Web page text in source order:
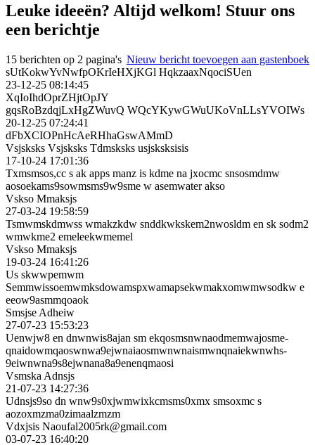
Leuke ideeën? Altijd welkom! Stuur ons
een berichtje
15 berichten op 2 pagina's Nieuw bericht toevoegen aan gastenboek
sUtKokwYvNwfpOKrIeHXjKGl HqkzaaxNqociSUen
23-12-25 08:14:45
XqIoIhdOprZHjtOpJY
gqsRoBzdqjLxHgZWuvQ WQcYKywGWuUKoVnLLsYVOIWs
20-12-25 07:24:41
dFbXCIOPnHcAeRHhaGswAMm­D
Vsjsksks Vsjsksks Tdmsksks usjsksksisis
17-10-24 17:01:36
Txmsmsos,cc s ak apps manz is kdme na jxocmc snsosmdmw
aosoekams9sowmsms9w9sme w asemwater akso
Vskso Mmaksjs
27-03-24 19:58:59
Tsmwmskdmwss wmakzkdw snddkwkskem2nwosldm en sk sodm2
wmwkme2 emeleekwmemel
Vskso Mmaksjs
19-03-24 16:41:26
Us skwwpemwm
Semmwissoemwmksdowamspx­wamapsekwmakxomwmwsodkw e
eeow9asmmqoaok
Smsjse Adheiw
27-07-23 15:53:23
Uenwjw8 en dnwnwis8ajan sm ekqosmsnwnaodmemwajosme­
qnaidowmqaoswnwa9ejwnaia­osmwnwnaismwnqnaiekwnwhs­
9eiwnwna9s8ejwnana8a9ene­nqmaosi
Vsmska Adnsjs
21-07-23 14:27:36
Udnsjs9so dn wnw9s0xjwmwixkcmsms0xmx smsoxmc s
aozoxmzma0zimaalzmzm
Vdxjsis Naoufal2005rk@gmail.com
03-07-23 16:40:20